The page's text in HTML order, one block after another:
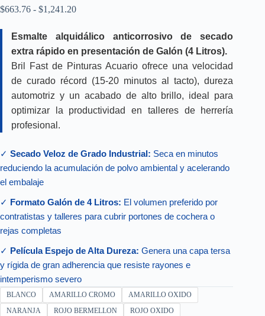
$663.76 - $1,241.20Rango
precios:
desde
$663.76
hasta
$1,241.20
Esmalte alquidálico anticorrosivo de secado
extra rápido en presentación de Galón (4 Litros).
Bril Fast de Pinturas Acuario ofrece una velocidad
de curado récord (15-20 minutos al tacto), dureza
automotriz y un acabado de alto brillo, ideal para
optimizar la productividad en talleres de herrería
profesional.
✓ Secado Veloz de Grado Industrial: Seca en minutos
reduciendo la acumulación de polvo ambiental y acelerando
el embalaje
✓ Formato Galón de 4 Litros: El volumen preferido por
contratistas y talleres para cubrir portones de cochera o
rejas completas
✓ Película Espejo de Alta Dureza: Genera una capa tersa
y rígida de gran adherencia que resiste rayones e
intemperismo severo
BLANCO AMARILLO CROMO
AMARILLO OXIDO
NARANJA
ROJO BERMELLON
ROJO OXIDO